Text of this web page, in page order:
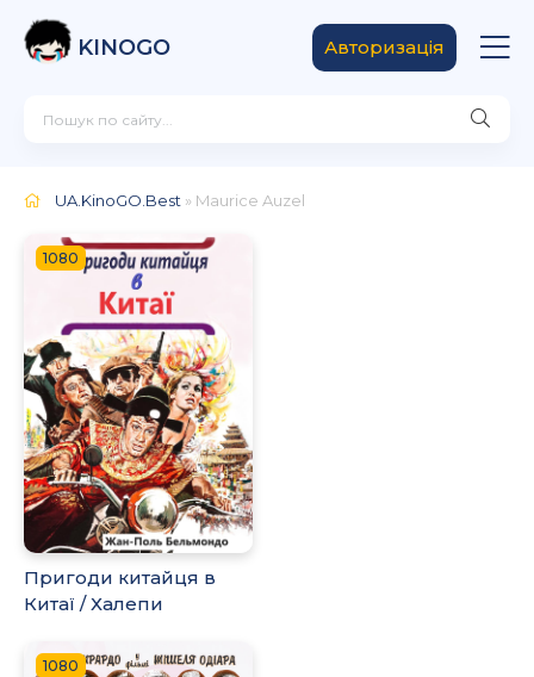
KINOGO Авторизація
UA.KinoGO.Best » Maurice Auzel
1080
Пригоди китайця в
Китаї / Халепи
1080